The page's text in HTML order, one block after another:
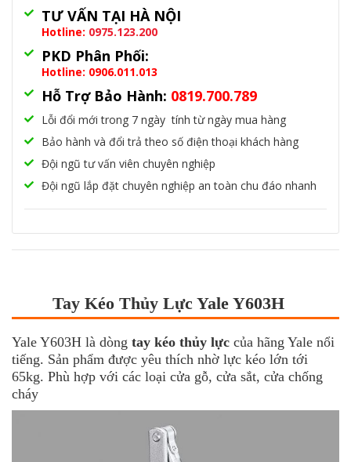
TƯ VẤN TẠI HÀ NỘI
Hotline: 0975.123.200
PKD Phân Phối:
Hotline: 0906.011.013
Hỗ Trợ Bảo Hành: 0819.700.789
Lỗi đổi mới trong 7 ngày tính từ ngày mua hàng
Bảo hành và đổi trả theo số điện thoại khách hàng
Đội ngũ tư vấn viên chuyên nghiệp
Đội ngũ lắp đặt chuyên nghiệp an toàn chu đáo nhanh
Tay Kéo Thủy Lực Yale Y603H
Yale Y603H là dòng tay kéo thủy lực của hãng Yale nổi
tiếng. Sản phẩm được yêu thích nhờ lực kéo lớn tới
65kg. Phù hợp với các loại cửa gỗ, cửa sắt, cửa chống
cháy